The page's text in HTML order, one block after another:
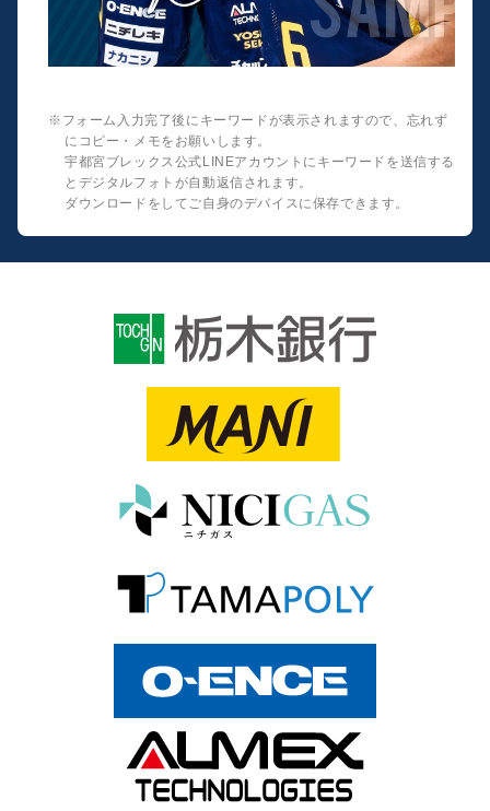
※フォーム入力完了後にキーワードが表示されますので、忘れず
にコピー・メモをお願いします。
宇都宮ブレックス公式LINEアカウントにキーワードを送信する
とデジタルフォトが自動返信されます。
ダウンロードをしてご自身のデバイスに保存できます。